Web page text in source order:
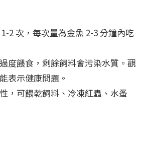
1-2 次，每次量為金魚 2-3 分鐘內吃
度餵食，剩餘飼料會污染水質。觀
表示健康問題。
，可餵乾飼料、冷凍紅蟲、水蚤